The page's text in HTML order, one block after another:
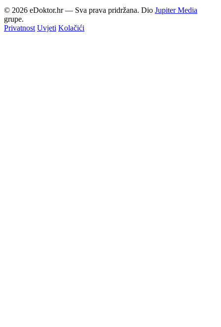
© 2026 eDoktor.hr — Sva prava pridržana. Dio Jupiter Media
grupe.
Privatnost Uvjeti Kolačići